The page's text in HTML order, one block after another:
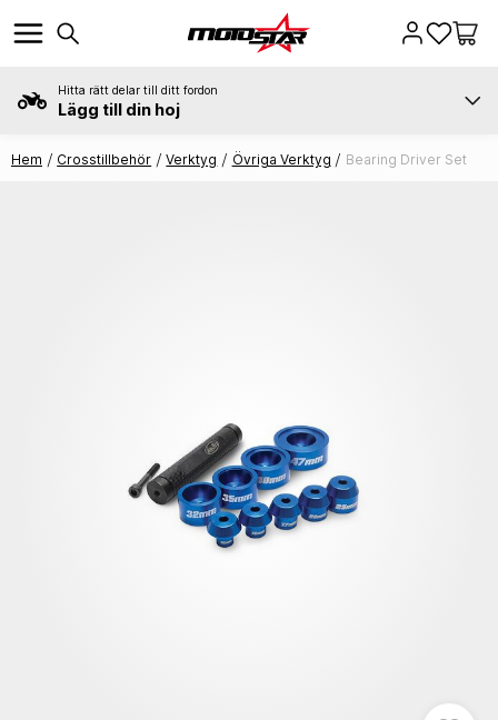
Hitta rätt delar till ditt fordon
Lägg till din hoj
Hem Crosstillbehör Verktyg Övriga Verktyg Bearing Driver Set